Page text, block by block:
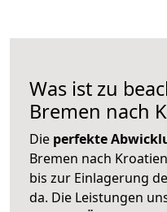
Was ist zu
Bremen nach
Die perfekte
Bremen nach
bis zur Einlagerung
da. Die Leistungen